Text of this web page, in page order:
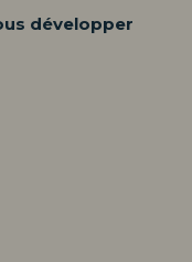
développer